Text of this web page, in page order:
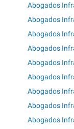
Abogados
Abogados
Abogados
Abogados
Abogados
Abogados
Abogados
Abogados
Abogados